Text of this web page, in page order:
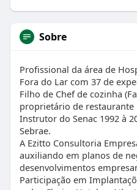
Sobre
Profissional da área de
Fora do Lar com 37 de
Filho de Chef de cozinha
proprietário de restaurante
Instrutor do Senac 1992 à
Sebrae.
A Ezitto Consultoria
auxiliando em planos de
desenvolvimentos
Participação em